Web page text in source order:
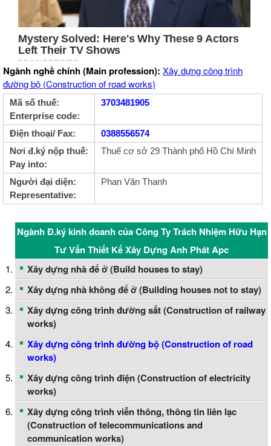
Ngành nghề chính (Main profession): Xây dựng công trình
đường bộ (Construction of road works)
Mã số thuế:
Enterprise code:
3703481905
Điện thoại/ Fax:
0388556574
Nơi đ.ký nộp thuế:
Pay into:
Thuế cơ sở 29 Thành phố Hồ Chí Minh
Người đại diện:
Representative:
Phan Văn Thanh
Ngành Đ.ký kinh doanh của Công Ty Trách Nhiệm Hữu Hạn
Tư Vấn Thiết Kế Xây Dựng Anh Phát Apc
Xây dựng nhà để ở (Build houses to stay)
Xây dựng nhà không để ở (Building houses not to stay)
Xây dựng công trình đường sắt (Construction of railway
works)
Xây dựng công trình đường bộ (Construction of road
works)
Xây dựng công trình điện (Construction of electricity
works)
Xây dựng công trình viễn thông, thông tin liên lạc
(Construction of telecommunications and
communication works)